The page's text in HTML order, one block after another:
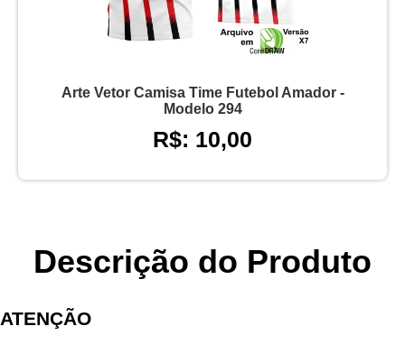
Arte Vetor Camisa Time Futebol Amador -
Modelo 294
R$: 10,00
Descrição do Produto
ATENÇÃO